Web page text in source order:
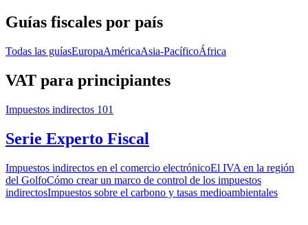
Guías fiscales por país
Todas las guíasEuropaAméricaAsia-PacíficoÁfrica
VAT para principiantes
Impuestos indirectos 101
Serie Experto Fiscal
Impuestos indirectos en el comercio electrónicoEl IVA en la región
del GolfoCómo crear un marco de control de los impuestos
indirectosImpuestos sobre el carbono y tasas medioambientales